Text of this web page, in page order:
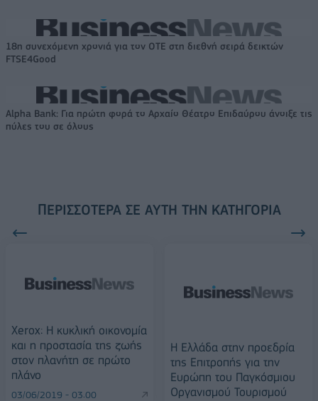
18η συνεχόμενη χρονιά για τον ΟΤΕ στη διεθνή σειρά δεικτών
FTSE4Good
Alpha Bank: Για πρώτη φορά το Αρχαίο Θέατρο Επιδαύρου άνοιξε τις
πύλες του σε όλους
ΠΕΡΙΣΣΌΤΕΡΑ ΣΕ ΑΥΤΉ ΤΗΝ ΚΑΤΗΓΟΡΊΑ
Xerox: Η κυκλική οικονομία
και η προστασία της ζωής
στον πλανήτη σε πρώτο
πλάνο
03/06/2019 - 03:00
Η Ελλάδα στην προεδρία
της Επιτροπής για την
Ευρώπη του Παγκόσμιου
Οργανισμού Τουρισμού